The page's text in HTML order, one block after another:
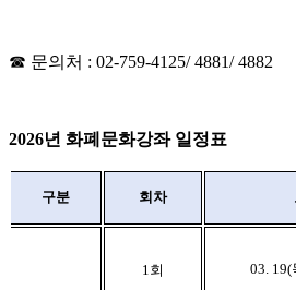
☎ 문의처 : 02-759-4125/ 4881/ 4882
2026년 화폐문화강좌 일정표
구분 회차
1 회 03. 19(